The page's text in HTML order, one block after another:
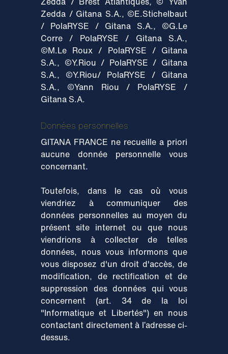
Zedda / Gitana S.A., ©E.Stichelbaut
/ PolaRYSE / Gitana S.A., ©G.Le
Corre / PolaRYSE / Gitana S.A.,
©M.Le Roux / PolaRYSE / Gitana
S.A., ©Y.Riou / PolaRYSE / Gitana
S.A., ©Y.Riou/ PolaRYSE / Gitana
S.A., ©Yann Riou / PolaRYSE /
Gitana S.A.
Données personnelles
GITANA FRANCE ne recueille a priori
aucune donnée personnelle vous
concernant.
Toutefois, dans le cas où vous
viendriez à communiquer des
données personnelles au moyen du
présent site internet ou que nous
viendrions à collecter de telles
données, nous vous informons que
vous disposez d'un droit d'accès, de
modification, de rectification et de
suppression des données qui vous
concernent (art. 34 de la loi
"Informatique et Libertés") en nous
contactant directement à l’adresse ci-
dessus.